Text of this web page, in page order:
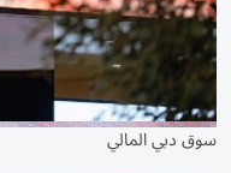
سوق دبي المالي